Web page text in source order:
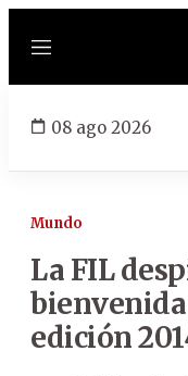
Menú
08 ago 2026
Mundo
La FIL
edición